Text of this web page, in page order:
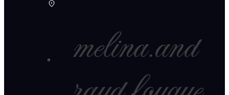
melina.and